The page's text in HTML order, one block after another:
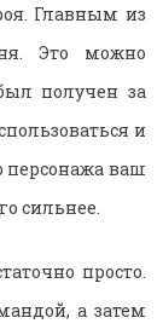
Главным из
Это можно
получен за
и
ваш
сильнее.
просто.
а затем